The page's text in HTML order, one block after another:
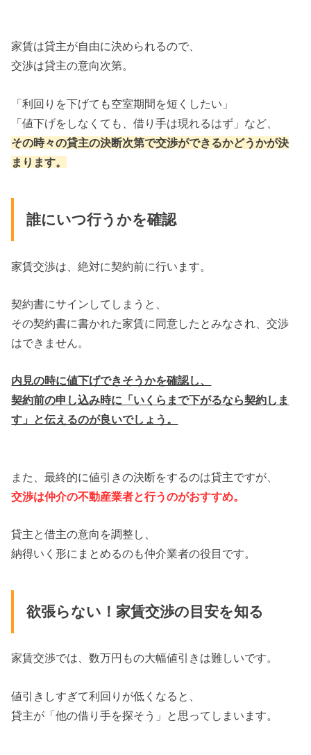
家賃は貸主が自由に決められるので、
交渉は貸主の意向次第。
「利回りを下げても空室期間を短くしたい」
「値下げをしなくても、借り手は現れるはず」など、
その時々の貸主の決断次第で交渉ができるかどうかが決
まります。
誰にいつ行うかを確認
家賃交渉は、絶対に契約前に行います。
契約書にサインしてしまうと、
その契約書に書かれた家賃に同意したとみなされ、交渉
はできません。
内見の時に値下げできそうかを確認し、
契約前の申し込み時に「いくらまで下がるなら契約しま
す」と伝えるのが良いでしょう。
また、最終的に値引きの決断をするのは貸主ですが、
交渉は仲介の不動産業者と行うのがおすすめ。
貸主と借主の意向を調整し、
納得いく形にまとめるのも仲介業者の役目です。
欲張らない！家賃交渉の目安を知る
家賃交渉では、数万円もの大幅値引きは難しいです。
値引きしすぎて利回りが低くなると、
貸主が「他の借り手を探そう」と思ってしまいます。